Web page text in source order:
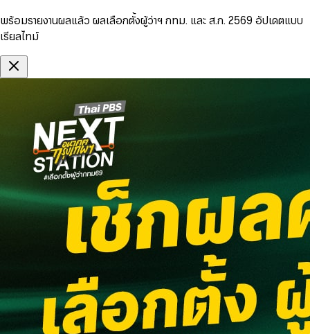
พร้อมรายงานผลแล้ว ผลเลือกตั้งผู้ว่าฯ กทม. และ ส.ก. 2569 อัปเดตแบบ
เรียลไทม์